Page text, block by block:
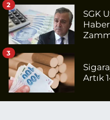
SGK
2
Artık
3